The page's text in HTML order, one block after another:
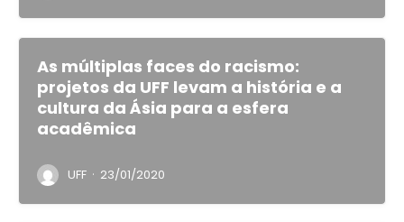
As múltiplas faces do racismo:
projetos da UFF levam a história e a
cultura da Ásia para a esfera
acadêmica
UFF · 23/01/2020